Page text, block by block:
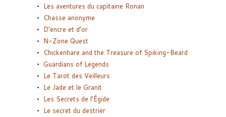
Les aventures du capitaine Ronan
Chasse anonyme
D’encre et d’or
N-Zone Quest
Chickenhare and the Treasure of Spiking-Beard
Guardians of Legends
Le Tarot des Veilleurs
Le Jade et le Granit
Les Secrets de l’Égide
Le secret du destrier